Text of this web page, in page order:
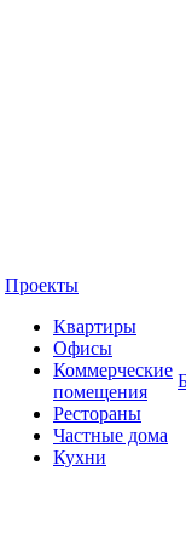
Проекты
Квартиры
Офисы
Коммерческие
помещения
Рестораны
Частные дома
Кухни